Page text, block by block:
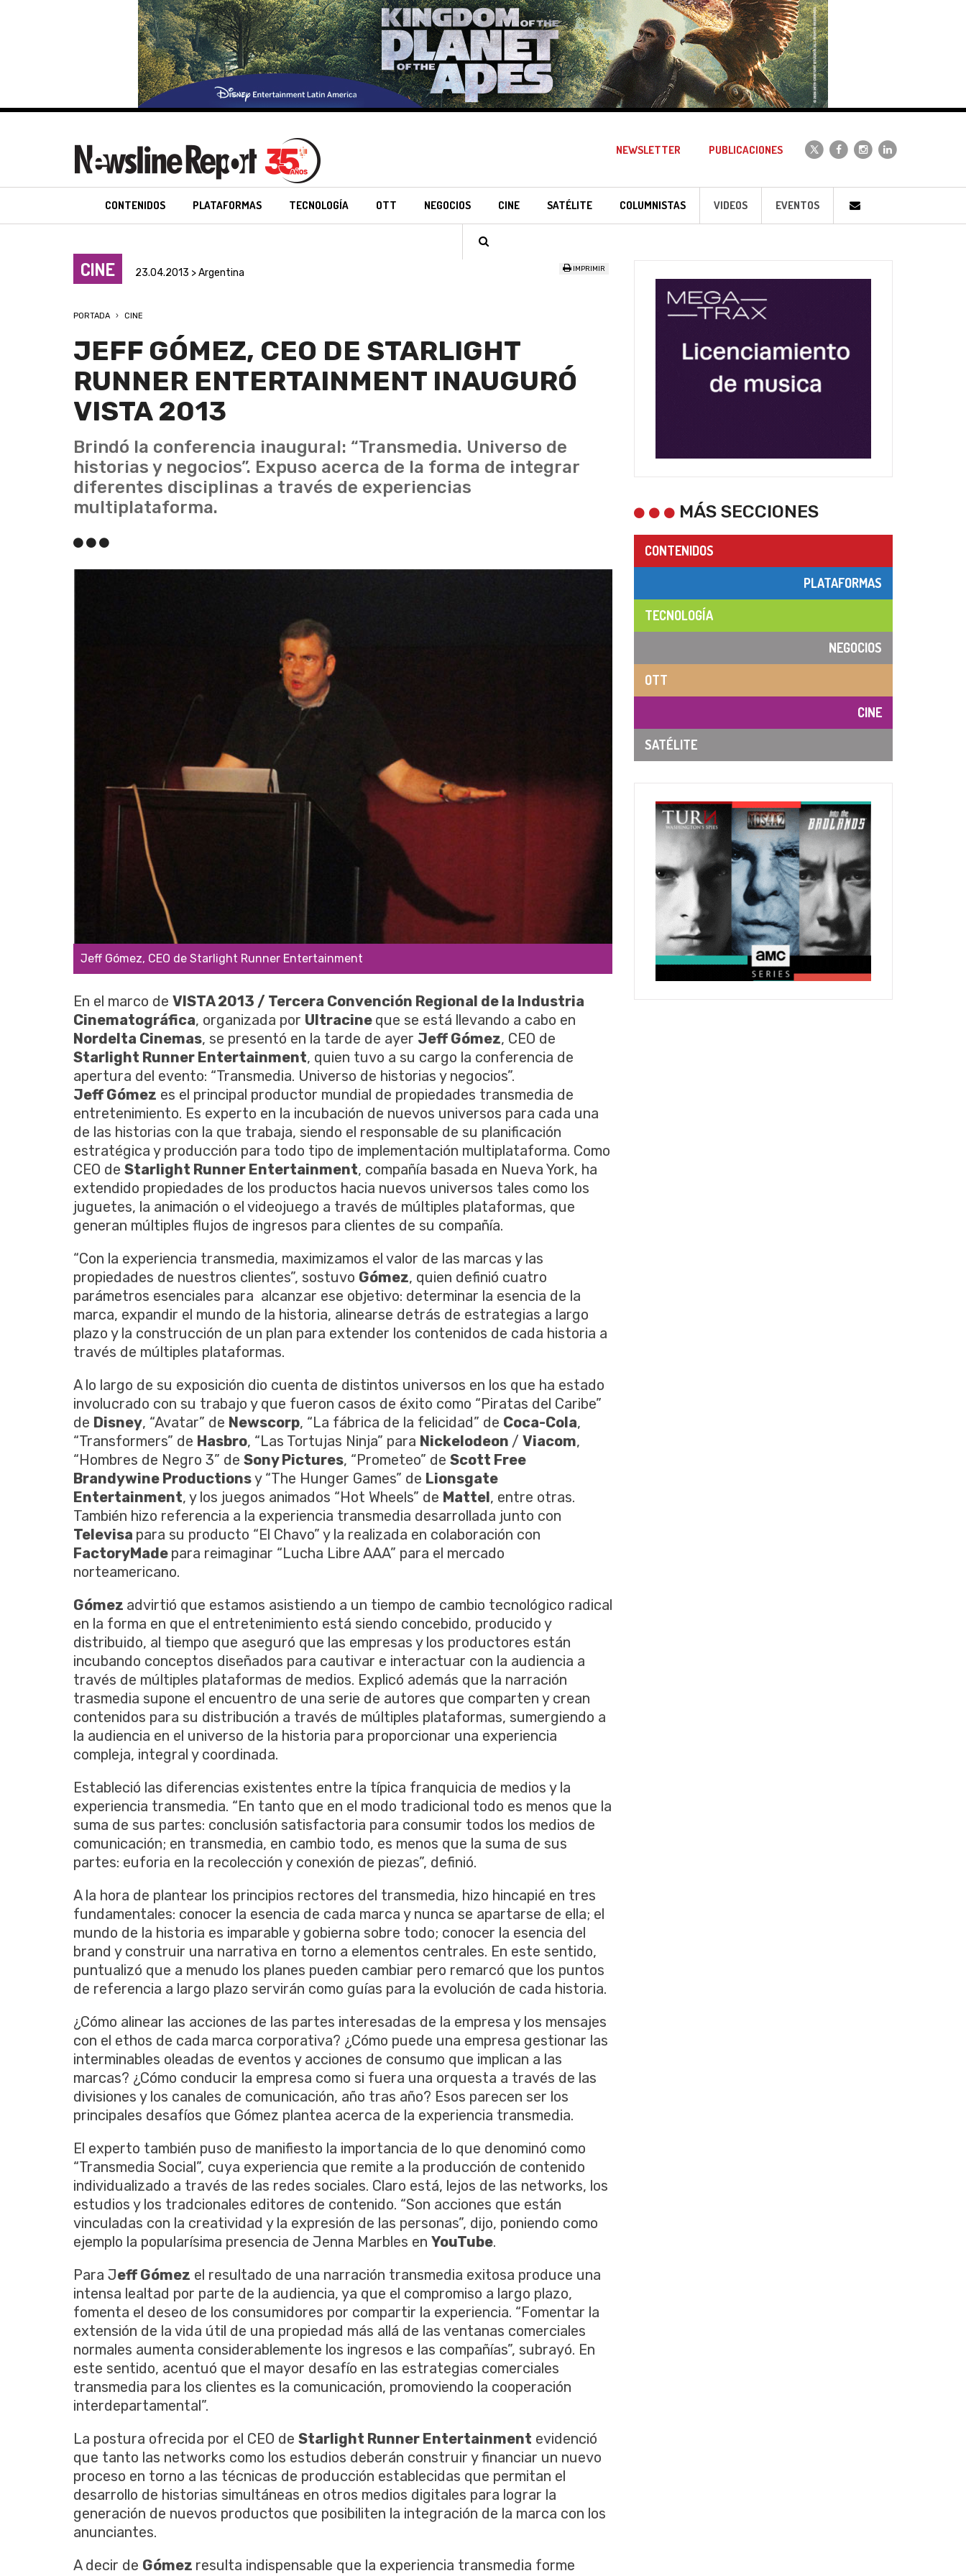
NEWSLETTER PUBLICACIONES
CONTENIDOS PLATAFORMAS TECNOLOGÍA OTT NEGOCIOS CINE SATÉLITE COLUMNISTAS VIDEOS EVENTOS
CINE 23.04.2013 > Argentina IMPRIMIR
PORTADA CINE
JEFF GÓMEZ, CEO DE STARLIGHT
RUNNER ENTERTAINMENT INAUGURÓ
VISTA 2013
Brindó la conferencia inaugural: “Transmedia. Universo de
historias y negocios”. Expuso acerca de la forma de integrar
diferentes disciplinas a través de experiencias
multiplataforma.
Jeff Gómez, CEO de Starlight Runner Entertainment
En el marco de VISTA 2013 / Tercera Convención Regional de la Industria
Cinematográfica, organizada por Ultracine que se está llevando a cabo en
Nordelta Cinemas, se presentó en la tarde de ayer Jeff Gómez, CEO de
Starlight Runner Entertainment, quien tuvo a su cargo la conferencia de
apertura del evento: “Transmedia. Universo de historias y negocios”.
Jeff Gómez es el principal productor mundial de propiedades transmedia de
entretenimiento. Es experto en la incubación de nuevos universos para cada una
de las historias con la que trabaja, siendo el responsable de su planificación
estratégica y producción para todo tipo de implementación multiplataforma. Como
CEO de Starlight Runner Entertainment, compañía basada en Nueva York, ha
extendido propiedades de los productos hacia nuevos universos tales como los
juguetes, la animación o el videojuego a través de múltiples plataformas, que
generan múltiples flujos de ingresos para clientes de su compañía.
“Con la experiencia transmedia, maximizamos el valor de las marcas y las
propiedades de nuestros clientes”, sostuvo Gómez, quien definió cuatro
parámetros esenciales para alcanzar ese objetivo: determinar la esencia de la
marca, expandir el mundo de la historia, alinearse detrás de estrategias a largo
plazo y la construcción de un plan para extender los contenidos de cada historia a
través de múltiples plataformas.
A lo largo de su exposición dio cuenta de distintos universos en los que ha estado
involucrado con su trabajo y que fueron casos de éxito como “Piratas del Caribe”
de Disney, “Avatar” de Newscorp, “La fábrica de la felicidad” de Coca-Cola,
“Transformers” de Hasbro, “Las Tortujas Ninja” para Nickelodeon / Viacom,
“Hombres de Negro 3” de Sony Pictures, “Prometeo” de Scott Free
Brandywine Productionsy “The Hunger Games” de Lionsgate
Entertainment, y los juegos animados “Hot Wheels” de Mattel, entre otras.
También hizo referencia a la experiencia transmedia desarrollada junto con
Televisa para su producto “El Chavo” y la realizada en colaboración con
FactoryMade para reimaginar “Lucha Libre AAA” para el mercado
norteamericano.
Gómez advirtió que estamos asistiendo a un tiempo de cambio tecnológico radical
en la forma en que el entretenimiento está siendo concebido, producido y
distribuido, al tiempo que aseguró que las empresas y los productores están
incubando conceptos diseñados para cautivar e interactuar con la audiencia a
través de múltiples plataformas de medios. Explicó además que la narración
trasmedia supone el encuentro de una serie de autores que comparten y crean
contenidos para su distribución a través de múltiples plataformas, sumergiendo a
la audiencia en el universo de la historia para proporcionar una experiencia
compleja, integral y coordinada.
Estableció las diferencias existentes entre la típica franquicia de medios y la
experiencia transmedia. “En tanto que en el modo tradicional todo es menos que la
suma de sus partes: conclusión satisfactoria para consumir todos los medios de
comunicación; en transmedia, en cambio todo, es menos que la suma de sus
partes: euforia en la recolección y conexión de piezas”, definió.
A la hora de plantear los principios rectores del transmedia, hizo hincapié en tres
fundamentales: conocer la esencia de cada marca y nunca se apartarse de ella; el
mundo de la historia es imparable y gobierna sobre todo; conocer la esencia del
brand y construir una narrativa en torno a elementos centrales. En este sentido,
puntualizó que a menudo los planes pueden cambiar pero remarcó que los puntos
de referencia a largo plazo servirán como guías para la evolución de cada historia.
¿Cómo alinear las acciones de las partes interesadas de la empresa y los mensajes
con el ethos de cada marca corporativa? ¿Cómo puede una empresa gestionar las
interminables oleadas de eventos y acciones de consumo que implican a las
marcas? ¿Cómo conducir la empresa como si fuera una orquesta a través de las
divisiones y los canales de comunicación, año tras año? Esos parecen ser los
principales desafíos que Gómez plantea acerca de la experiencia transmedia.
El experto también puso de manifiesto la importancia de lo que denominó como
“Transmedia Social”, cuya experiencia que remite a la producción de contenido
individualizado a través de las redes sociales. Claro está, lejos de las networks, los
estudios y los tradcionales editores de contenido. “Son acciones que están
vinculadas con la creatividad y la expresión de las personas”, dijo, poniendo como
ejemplo la popularísima presencia de Jenna Marbles en YouTube.
Para Jeff Gómez el resultado de una narración transmedia exitosa produce una
intensa lealtad por parte de la audiencia, ya que el compromiso a largo plazo,
fomenta el deseo de los consumidores por compartir la experiencia. “Fomentar la
extensión de la vida útil de una propiedad más allá de las ventanas comerciales
normales aumenta considerablemente los ingresos e las compañías”, subrayó. En
este sentido, acentuó que el mayor desafío en las estrategias comerciales
transmedia para los clientes es la comunicación, promoviendo la cooperación
interdepartamental”.
La postura ofrecida por el CEO de Starlight Runner Entertainment evidenció
que tanto las networks como los estudios deberán construir y financiar un nuevo
proceso en torno a las técnicas de producción establecidas que permitan el
desarrollo de historias simultáneas en otros medios digitales para lograr la
generación de nuevos productos que posibiliten la integración de la marca con los
anunciantes.
A decir de Gómez resulta indispensable que la experiencia transmedia forme
MÁS SECCIONES
CONTENIDOS
PLATAFORMAS
TECNOLOGÍA
NEGOCIOS
OTT
CINE
SATÉLITE